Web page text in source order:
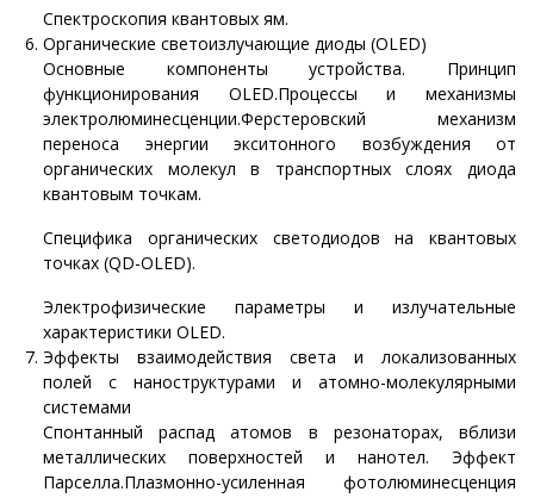
Спектроскопия квантовых ям.
Органические светоизлучающие диоды (OLED)
Основные компоненты устройства. Принцип
функционирования OLED.Процессы и механизмы
электролюминесценции.Ферстеровский механизм
переноса энергии экситонного возбуждения от
органических молекул в транспортных слоях диода
квантовым точкам.
Специфика органических светодиодов на квантовых
точках (QD-OLED).
Электрофизические параметры и излучательные
характеристики OLED.
Эффекты взаимодействия света и локализованных
полей с наноструктурами и атомно-молекулярными
системами
Спонтанный распад атомов в резонаторах, вблизи
металлических поверхностей и нанотел. Эффект
Парселла.Плазмонно-усиленная фотолюминесценция